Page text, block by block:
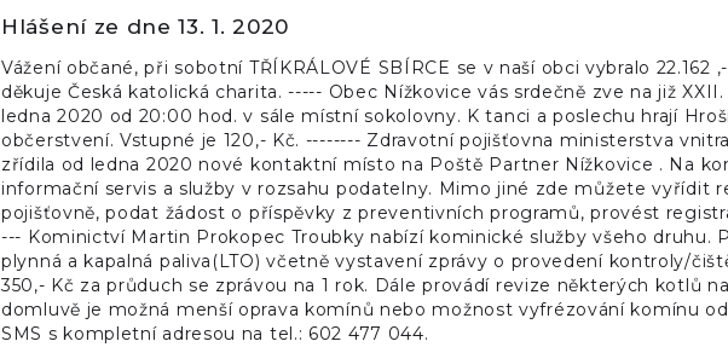
Hlášení ze dne 13. 1. 2020
Vážení občané, při sobotní TŘÍKRÁLOVÉ SBÍRCE se v naší obci vybralo
děkuje Česká katolická charita. ----- Obec Nížkovice vás srdečně zve na již
ledna 2020 od 20:00 hod. v sále místní sokolovny. K tanci a poslechu hrají
občerstvení. Vstupné je 120,- Kč. -------- Zdravotní pojišťovna ministerstva
zřídila od ledna 2020 nové kontaktní místo na Poště Partner Nížkovice . Na
informační servis a služby v rozsahu podatelny. Mimo jiné zde můžete vyřídit
pojišťovně, podat žádost o příspěvky z preventivních programů, provést
--- Kominictví Martin Prokopec Troubky nabízí kominické služby všeho druhu.
plynná a kapalná paliva(LTO) včetně vystavení zprávy o provedení kontroly/
350,- Kč za průduch se zprávou na 1 rok. Dále provádí revize některých kotlů
domluvě je možná menší oprava komínů nebo možnost vyfrézování komínu
SMS s kompletní adresou na tel.: 602 477 044.